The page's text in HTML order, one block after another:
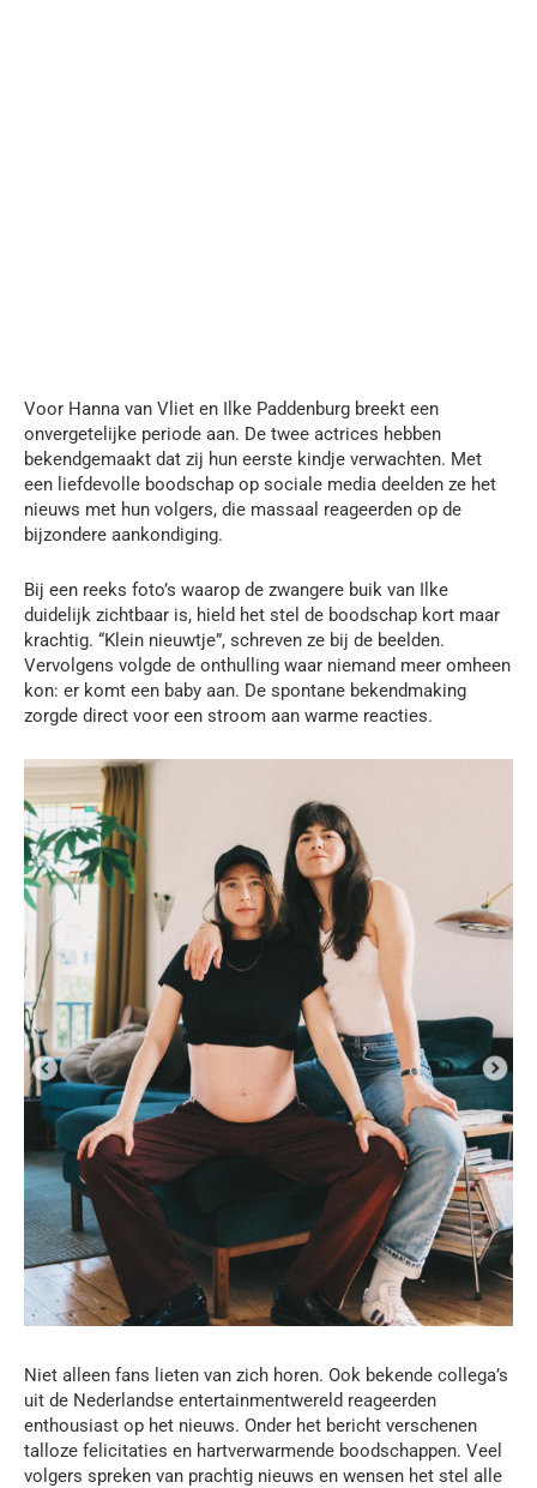
Voor Hanna van Vliet en Ilke Paddenburg breekt een
onvergetelijke periode aan. De twee actrices hebben
bekendgemaakt dat zij hun eerste kindje verwachten. Met
een liefdevolle boodschap op sociale media deelden ze het
nieuws met hun volgers, die massaal reageerden op de
bijzondere aankondiging.
Bij een reeks foto’s waarop de zwangere buik van Ilke
duidelijk zichtbaar is, hield het stel de boodschap kort maar
krachtig. “Klein nieuwtje”, schreven ze bij de beelden.
Vervolgens volgde de onthulling waar niemand meer omheen
kon: er komt een baby aan. De spontane bekendmaking
zorgde direct voor een stroom aan warme reacties.
Niet alleen fans lieten van zich horen. Ook bekende collega’s
uit de Nederlandse entertainmentwereld reageerden
enthousiast op het nieuws. Onder het bericht verschenen
talloze felicitaties en hartverwarmende boodschappen. Veel
volgers spreken van prachtig nieuws en wensen het stel alle